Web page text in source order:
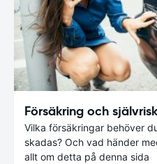
Försäkring och självrisk
Vilka försäkringar behöver
skadas? Och vad händer
allt om detta på denna sida